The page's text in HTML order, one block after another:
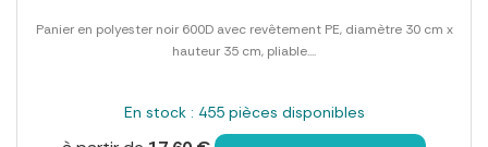
Panier en polyester noir 600D avec revêtement PE, diamètre 30 cm x
hauteur 35 cm, pliable....
En stock : 455 pièces disponibles